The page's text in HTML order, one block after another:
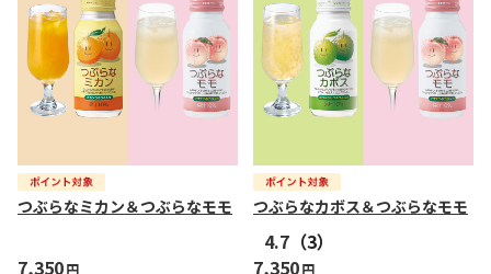
つぶらなミカン＆つぶらなモモ
7,350円
つぶらなカボス＆つぶらなモモ
4.7 （3）
7,350円